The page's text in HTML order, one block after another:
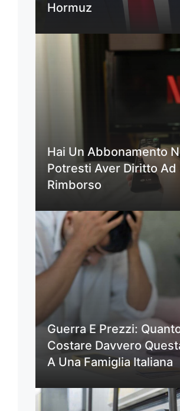
Hormuz
Hai Un Abbonamento
Potresti Aver Diritto Ad
Rimborso
Guerra E Prezzi:
Costare Davvero
A Una Famiglia Italiana